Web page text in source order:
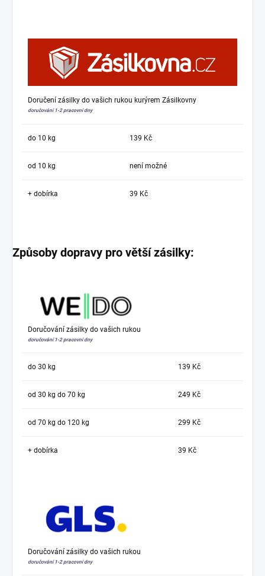
Doručení zásilky do vašich rukou kurýrem Zásilkovny
doručování 1-2 pracovní dny
do 10 kg 139 Kč
od 10 kg není možné
+ dobírka 39 Kč
Způsoby dopravy pro větší zásilky:
Doručování zásilky do vašich rukou
doručování 1-2 pracovní dny
do 30 kg 139 Kč
od 30 kg do 70 kg 249 Kč
od 70 kg do 120 kg 299 Kč
+ dobírka 39 Kč
Doručování zásilky do vašich rukou
doručování 1-2 pracovní dny